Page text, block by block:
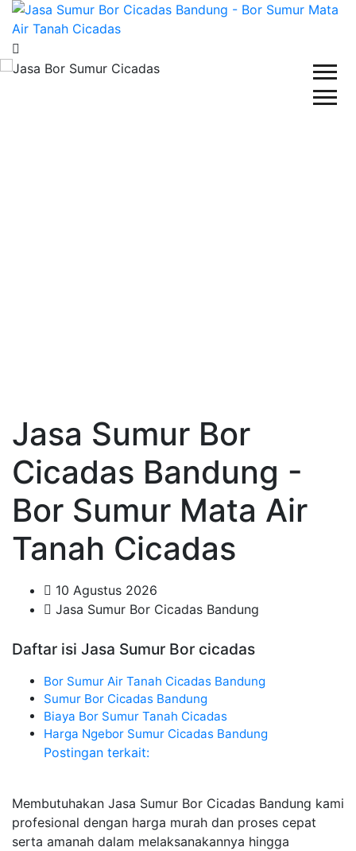
Jasa Sumur Bor
Cicadas Bandung -
Bor Sumur Mata Air
Tanah Cicadas
10 Agustus 2026
Jasa Sumur Bor Cicadas Bandung
Daftar isi Jasa Sumur Bor cicadas
Bor Sumur Air Tanah Cicadas Bandung
Sumur Bor Cicadas Bandung
Biaya Bor Sumur Tanah Cicadas
Harga Ngebor Sumur Cicadas Bandung
Postingan terkait:
Membutuhakan Jasa Sumur Bor Cicadas Bandung kami
profesional dengan harga murah dan proses cepat
serta amanah dalam melaksanakannya hingga